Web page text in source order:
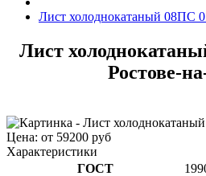
Лист холоднокатаный 08ПС
Лист
Ростове-
Цена: от 59200 руб
Характеристики
ГОСТ